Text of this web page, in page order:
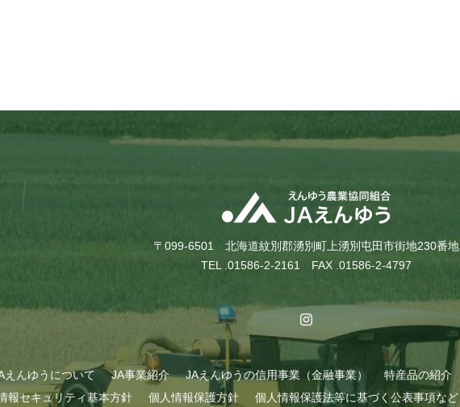
〒099-6501 北海道紋別郡湧別町上湧別屯田市街地230番地
TEL .01586-2-2161 FAX .01586-2-4797
えんゆうについて JA事業紹介 JAえんゆうの信用事業（金融事業） 特産品の紹介
報セキュリティ基本方針
個人情報保護方針 個人情報保護法等に基づく公表事項など